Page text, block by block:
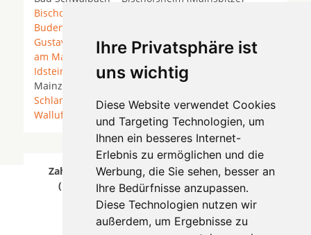
Ihre Privatsphäre ist
uns wichtig
Diese Website verwendet Cookies
und Targeting Technologien, um
Ihnen ein besseres Internet-
Erlebnis zu ermöglichen und die
Werbung, die Sie sehen, besser an
Ihre Bedürfnisse anzupassen.
Diese Technologien nutzen wir
außerdem, um Ergebnisse zu
Bischofsheim bei Rüsselsheim
Budenheim
Gustavsburg
*Heidesheim am Rhein *Hochheim
am Main
Hofheim am Taunus*Hünstetten*
Idstein
* Kiedrich * Klein-Winternheim *
Mainz am Rhein *
Mainz-Kastel*
Schlangenbad* Taunusstein * Wackernheim *
Walluf
Wiesbaden
Zahnärzte für Zahnimplantete in Hohenstein
(Untertaunus) wurde am 06 August 2026
aktualisiert.